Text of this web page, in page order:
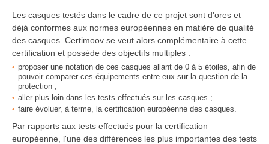
Les casques testés dans le cadre de ce projet sont d'ores et
déjà conformes aux normes européennes en matière de qualité
des casques. Certimoov se veut alors complémentaire à cette
certification et possède des objectifs multiples :
proposer une notation de ces casques allant de 0 à 5 étoiles, afin de
pouvoir comparer ces équipements entre eux sur la question de la
protection ;
aller plus loin dans les tests effectués sur les casques ;
faire évoluer, à terme, la certification européenne des casques.
Par rapports aux tests effectués pour la certification
européenne, l'une des différences les plus importantes des tests